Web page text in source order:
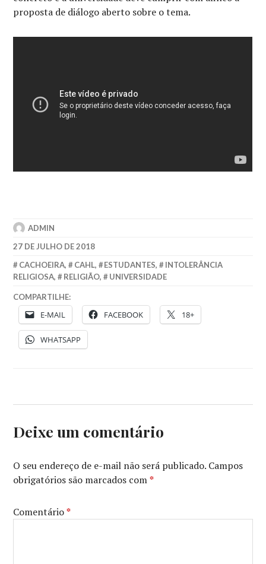
proposta de diálogo aberto sobre o tema.
ADMIN
27 DE JULHO DE 2018
CACHOEIRA, CAHL, ESTUDANTES,
INTOLERÂNCIA
RELIGIOSA, RELIGIÃO, UNIVERSIDADE
COMPARTILHE:
E-MAIL FACEBOOK 18+
WHATSAPP
Deixe um comentário
O seu endereço de e-mail não será publicado. Campos
obrigatórios são marcados com*
Comentário*